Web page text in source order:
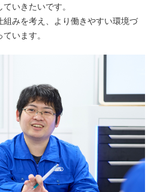
いきたいです。
組みを考え、より働きやすい環境づ
います。